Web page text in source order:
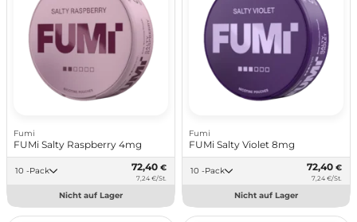
Fumi
FUMi Salty Raspberry 4mg
10 -Pack 72,40 €
7,24 €/St.
Nicht auf Lager
Fumi
FUMi Salty Violet 8mg
10 -Pack 72,40 €
7,24 €/St.
Nicht auf Lager